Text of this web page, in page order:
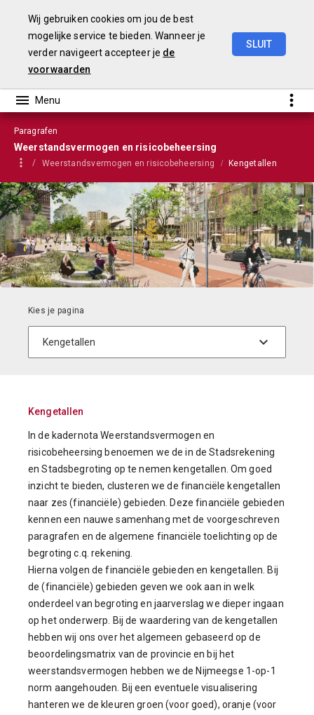
Wij gebruiken cookies om jou de best
mogelijke service te bieden. Wanneer je
verder navigeert accepteer je de
voorwaarden
SLUIT
Paragrafen
Weerstandsvermogen en risicobeheersing
Weerstandsvermogen en risicobeheersing Kengetallen
Kengetallen
In de kadernota Weerstandsvermogen en
risicobeheersing benoemen we de in de Stadsrekening
en Stadsbegroting op te nemen kengetallen. Om goed
inzicht te bieden, clusteren we de financiële kengetallen
naar zes (financiële) gebieden. Deze financiële gebieden
kennen een nauwe samenhang met de voorgeschreven
paragrafen en de algemene financiële toelichting op de
begroting c.q. rekening.
Hierna volgen de financiële gebieden en kengetallen. Bij
de (financiële) gebieden geven we ook aan in welk
onderdeel van begroting en jaarverslag we dieper ingaan
op het onderwerp. Bij de waardering van de kengetallen
hebben wij ons over het algemeen gebaseerd op de
beoordelingsmatrix van de provincie en bij het
weerstandsvermogen hebben we de Nijmeegse 1-op-1
norm aangehouden. Bij een eventuele visualisering
hanteren we de kleuren groen (voor goed), oranje (voor